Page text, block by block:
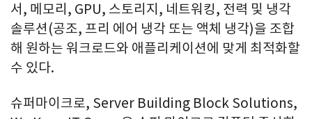
서, 메모리, GPU, 스토리지, 네트워킹, 전력 및 냉각
솔루션(공조, 프리 에어 냉각 또는 액체 냉각)을 조합
해 원하는 워크로드와 애플리케이션에 맞게 최적화할
수 있다.
슈퍼마이크로, Server Building Block Solutions,